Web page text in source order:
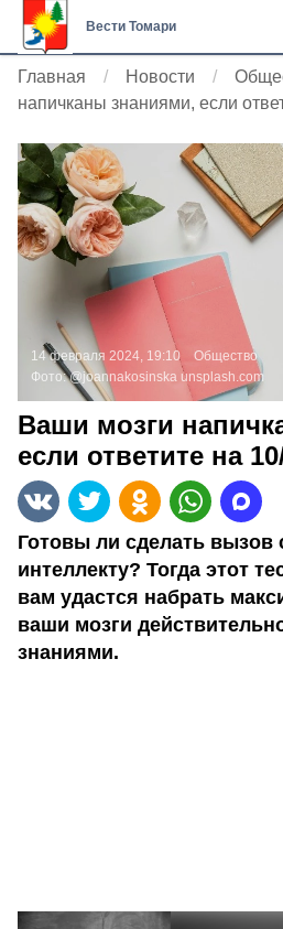
Вести Томари
Главная Новости
напичканы знаниями, если
14 февраля 2024, 19:10
Общество
Фото:@joannakosinska unsplash.com
Ваши мозги
если ответите на
Готовы ли сделать вызов
интеллекту? Тогда этот
вам удастся набрать
ваши мозги
знаниями.